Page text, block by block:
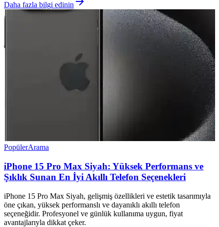
Daha fazla bilgi edinin
PopülerArama
iPhone 15 Pro Max Siyah: Yüksek Performans ve
Şıklık Sunan En İyi Akıllı Telefon Seçenekleri
iPhone 15 Pro Max Siyah, gelişmiş özellikleri ve estetik tasarımıyla
öne çıkan, yüksek performanslı ve dayanıklı akıllı telefon
seçeneğidir. Profesyonel ve günlük kullanıma uygun, fiyat
avantajlarıyla dikkat çeker.